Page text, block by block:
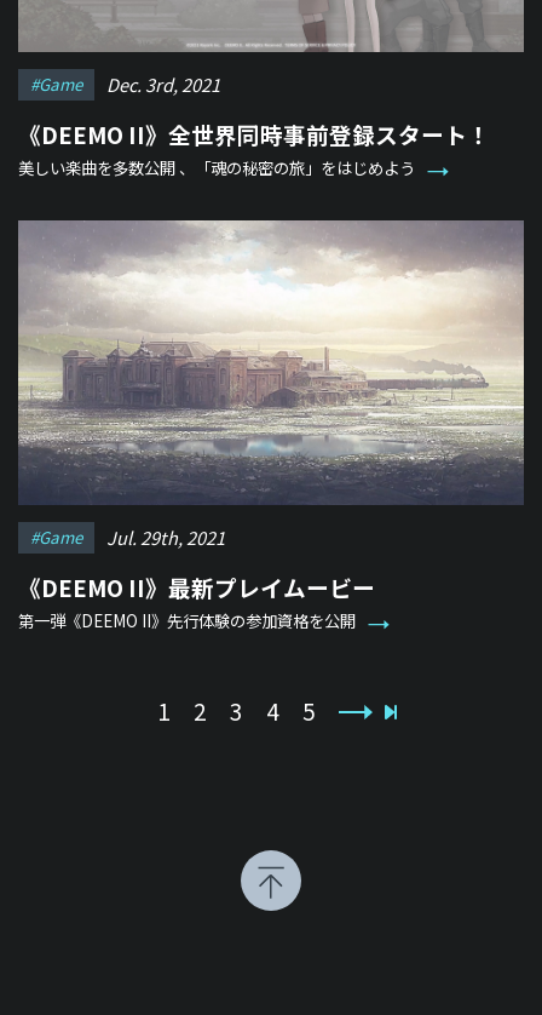
#game Dec. 3rd, 2021
《DEEMO II》全世界同時事前登録スタート！
美しい楽曲を多数公開 、「魂の秘密の旅」をはじめよう
#game Jul. 29th, 2021
《DEEMO II》最新プレイムービー
第一弾《DEEMO II》先行体験の参加資格を公開
1 2 3 4 5